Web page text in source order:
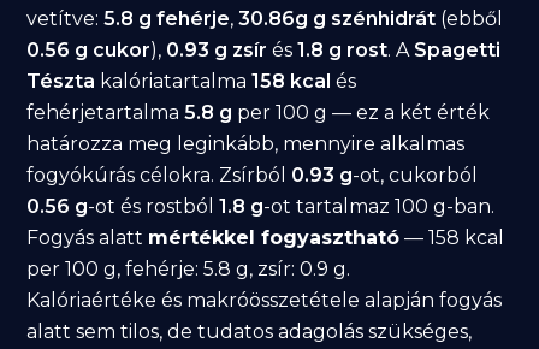
vetítve:5.8 g fehérje,30.86g g szénhidrát (ebből
0.56 g cukor), 0.93 g zsír és1.8 g rost. A Spagetti
Tészta kalóriatartalma158 kcal és
fehérjetartalma5.8 g per 100 g — ez a két érték
határozza meg leginkább, mennyire alkalmas
fogyókúrás célokra. Zsírból 0.93 g-ot, cukorból
0.56 g-ot és rostból1.8 g-ot tartalmaz 100 g-ban.
Fogyás alatt mértékkel fogyasztható — 158 kcal
per 100 g, fehérje: 5.8 g, zsír: 0.9 g.
Kalóriaértéke és makróösszetétele alapján fogyás
alatt sem tilos, de tudatos adagolás szükséges,